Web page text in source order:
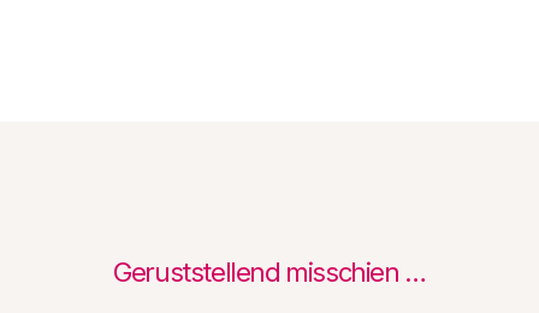
Geruststellend misschien …